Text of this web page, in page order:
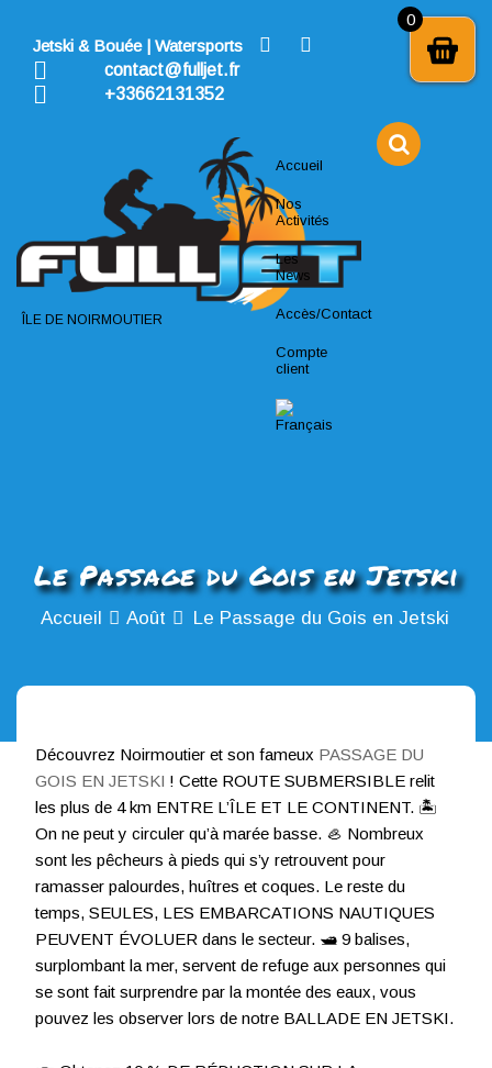
contentJetski & Bouée | Watersports
contact@fulljet.fr
+33662131352
ÎLE DE NOIRMOUTIER
Accueil
Nos
Activités
Les
News
Accès/Contact
Compte
client
Le Passage du Gois en Jetski
Accueil Août Le Passage du Gois en Jetski
Découvrez Noirmoutier et son fameux PASSAGE DU
GOIS EN JETSKI ! Cette ROUTE SUBMERSIBLE relit
les plus de 4 km ENTRE L’ÎLE ET LE CONTINENT. 🏝
On ne peut y circuler qu’à marée basse. 🦪 Nombreux
sont les pêcheurs à pieds qui s’y retrouvent pour
ramasser palourdes, huîtres et coques. Le reste du
temps, SEULES, LES EMBARCATIONS NAUTIQUES
PEUVENT ÉVOLUER dans le secteur. 🛥 9 balises,
surplombant la mer, servent de refuge aux personnes qui
se sont fait surprendre par la montée des eaux, vous
pouvez les observer lors de notre BALLADE EN JETSKI.
0